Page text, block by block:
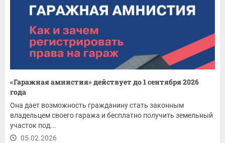
«Гаражная амнистия» действует до 1 сентября 2026
года
Она дает возможность гражданину стать законным
владельцем своего гаража и бесплатно получить земельный
участок под...
05.02.2026